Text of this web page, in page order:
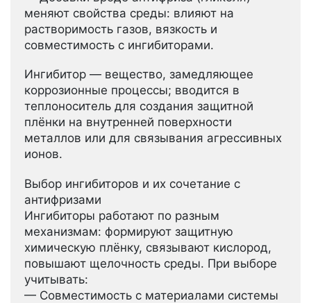
меняют свойства среды: влияют на
растворимость газов, вязкость и
совместимость с ингибиторами.
Ингибитор — вещество, замедляющее
коррозионные процессы; вводится в
теплоноситель для создания защитной
плёнки на внутренней поверхности
металлов или для связывания агрессивных
ионов.
Выбор ингибиторов и их сочетание с
антифризами
Ингибиторы работают по разным
механизмам: формируют защитную
химическую плёнку, связывают кислород,
повышают щелочность среды. При выборе
учитывать:
— Совместимость с материалами системы